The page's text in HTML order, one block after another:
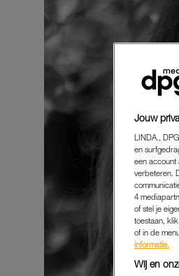
Jouw
LINDA.,
en
een account
verbeteren.
4
of stel je
toestaan,
of in de
informatie.
Wij en